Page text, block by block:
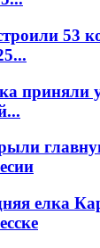
53
приняли
елка